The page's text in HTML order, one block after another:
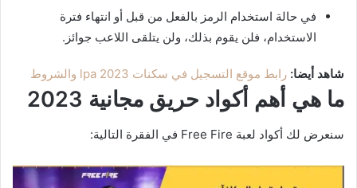
في حالة استخدام الرمز بالفعل من قبل أو انتهاء فترة
الاستخدام، فلن يقوم بذلك، ولن يتلقى اللاعب جوائز.
شاهد أيضا: رابط موقع التسجيل في سكنات lpa 2023 والشروط
ما هي أهم أكواد حريق مجانية 2023
سنعرض لك أكواد لعبة Free Fire في الفقرة التالية: